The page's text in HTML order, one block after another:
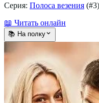
Серия: Полоса везения (#3)
📖 Читать онлайн
📚 На полку